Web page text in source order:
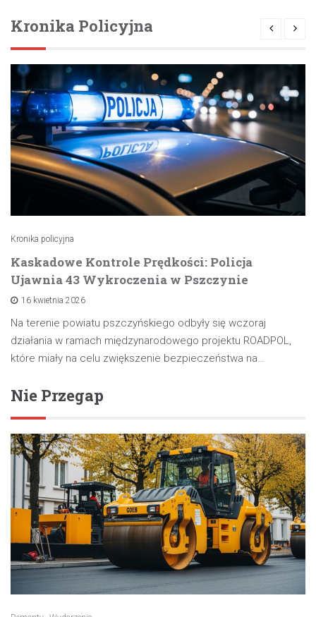
Kronika Policyjna
Kronika policyjna
Kaskadowe Kontrole Prędkości: Policja
Ujawnia 43 Wykroczenia w Pszczynie
16 kwietnia 2026
Na terenie powiatu pszczyńskiego odbyły się wczoraj
działania w ramach międzynarodowego projektu ROADPOL,
które miały na celu zwiększenie bezpieczeństwa na…
Nie Przegap